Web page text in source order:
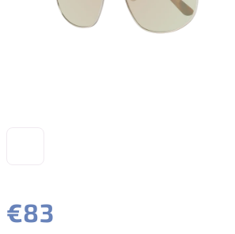
€83